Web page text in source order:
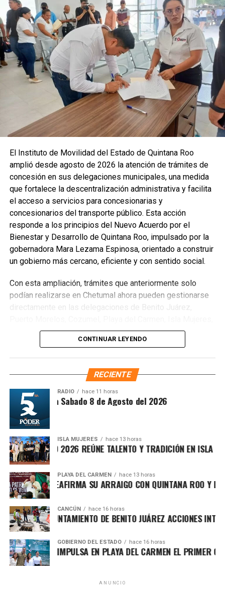
Las condiciones de calor extremo continuarán durante los
próximos días, por lo que se recomienda a la población
tomar precauciones, mantenerse informada y atender
cualquier aviso preventivo. El ambiente húmedo y las altas
temperaturas seguirán siendo protagonistas en la región,
reforzando la importancia de medidas de autocuidado para
evitar golpes de calor.
Fuente: 5to Poder Agencia de Noticias
Recibe las noticias al instante
Únete al canal oficial de WhatsApp de
Quinto Podery recibe las noticias más
importantes de Quintana Roo directamente
en tu teléfono.
Unirme al canal de WhatsApp
El Instituto de Movilidad del Estado de Quintana Roo
amplió desde agosto de 2026 la atención de trámites de
concesión en sus delegaciones municipales, una medida
que fortalece la descentralización administrativa y facilita
el acceso a servicios para concesionarias y
concesionarios del transporte público. Esta acción
responde a los principios del Nuevo Acuerdo por el
Bienestar y Desarrollo de Quintana Roo, impulsado por la
gobernadora Mara Lezama Espinosa, orientado a construir
un gobierno más cercano, eficiente y con sentido social.
Con esta ampliación, trámites que anteriormente solo
podían realizarse en Chetumal ahora pueden gestionarse
directamente en las delegaciones de Benito Juárez,
Tulum y Felipe Carrillo Puerto, así como en las
subdelegaciones de Lázaro Cárdenas y José María
Morelos, siempre que la concesión corresponda a la
jurisdicción de cada oficina. Entre los procedimientos
disponibles se encuentranCesión de derechos
de derechos por defunción,Certificación de
derechos
Modificación de concesiónyDesignación
de beneficiarios
CONTINUAR LEYENDO
RECIENTE
RADIO hace 11 horas
Matutina Sabado 8 de Agosto del 2026
ISLA MUJERES hace 13 horas
ISLEÑO 2026 REÚNE TALENTO Y TRADICIÓN EN ISLA
PLAYA DEL CARMEN hace 13 horas
MARÍN REAFIRMA SU ARRAIGO CON QUINTANA ROO Y
CANCÚN hace 16 horas
AYUNTAMIENTO DE BENITO JUÁREZ ACCIONES
GOBIERNO DEL ESTADO hace 16 horas
LEZAMA IMPULSA EN PLAYA DEL CARMEN EL PRIMER
ANUNCIO